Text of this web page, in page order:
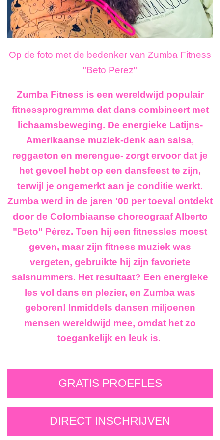
Op de foto met de bedenker van Zumba Fitness
"Beto Perez"
Zumba Fitness is een wereldwijd populair
fitnessprogramma dat dans combineert met
lichaamsbeweging. De energieke Latijns-
Amerikaanse muziek-denk aan salsa,
reggaeton en merengue- zorgt ervoor dat je
het gevoel hebt op een dansfeest te zijn,
terwijl je ongemerkt aan je conditie werkt.
Zumba werd in de jaren '00 per toeval ontdekt
door de Colombiaanse choreograaf Alberto
"Beto" Pérez. Toen hij een fitnessles moest
geven, maar zijn fitness muziek was
vergeten, gebruikte hij zijn favoriete
salsnummers. Het resultaat? Een energieke
les vol dans en plezier, en Zumba was
geboren! Inmiddels dansen miljoenen
mensen wereldwijd mee, omdat het zo
toegankelijk en leuk is.
GRATIS PROEFLES
DIRECT INSCHRIJVEN